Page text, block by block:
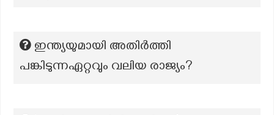
ഇന്ത്യയുമായി അതിർത്തി
പങ്കിടുന്നഏറ്റവും വലിയ രാജ്യം?